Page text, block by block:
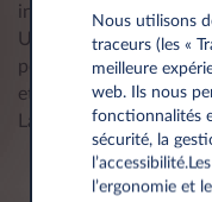
internationale avec et,
Une solution de bout
permanence à votre
et plus de temps pour
Laissez-nous être
Nous utilisons
traceurs (les «
meilleure
web. Ils nous
fonctionnalités
sécurité, la
l’ergonomie et